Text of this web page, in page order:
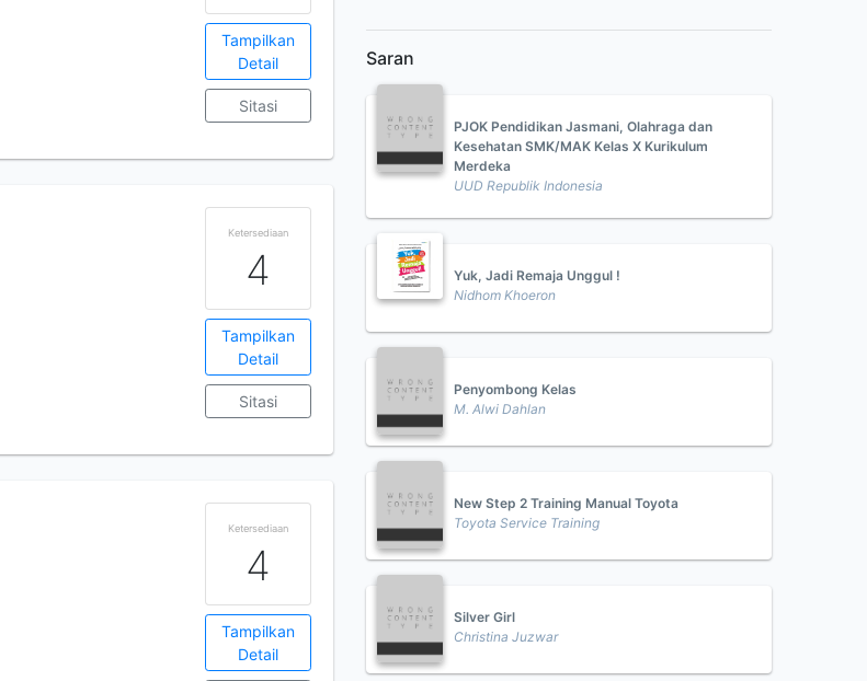
Tampilkan
Detail
Sitasi
Ketersediaan
4
Tampilkan
Detail
Sitasi
Ketersediaan
4
Tampilkan
Detail
Saran
PJOK Pendidikan Jasmani, Olahraga dan
Kesehatan SMK/MAK Kelas X Kurikulum
Merdeka
UUD Republik Indonesia
Yuk, Jadi Remaja Unggul !
Nidhom Khoeron
Penyombong Kelas
M. Alwi Dahlan
New Step 2 Training Manual Toyota
Toyota Service Training
Silver Girl
Christina Juzwar